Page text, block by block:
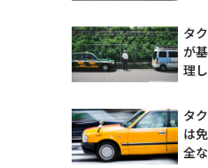
タ
が
理
タ
は
全